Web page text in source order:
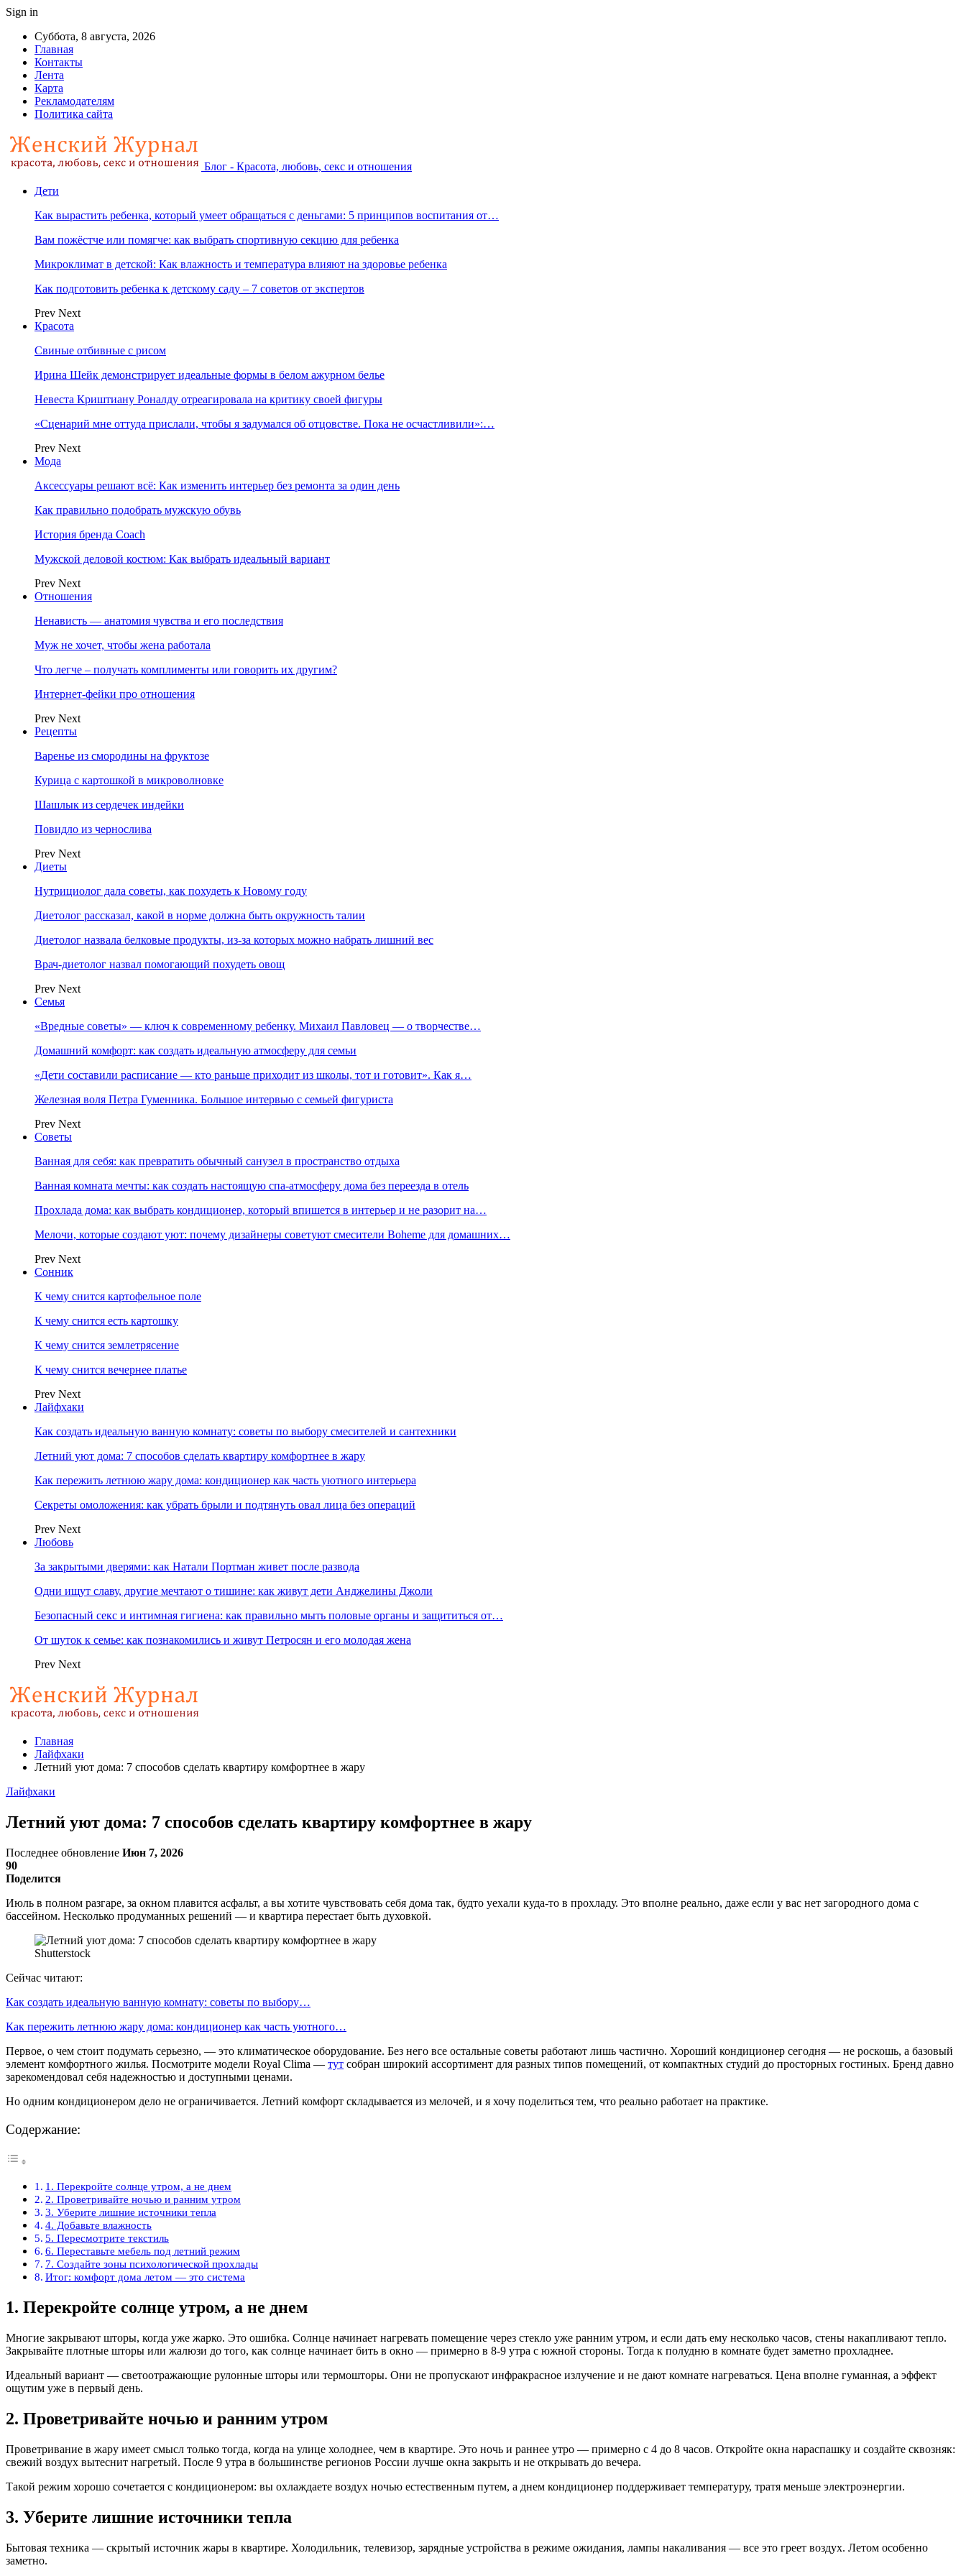
Sign in
Суббота, 8 августа, 2026
Главная
Контакты
Лента
Карта
Рекламодателям
Политика сайта
Блог - Красота, любовь, секс и отношения
Дети
Как вырастить ребенка, который умеет обращаться с деньгами: 5 принципов воспитания от…
Вам пожёстче или помягче: как выбрать спортивную секцию для ребенка
Микроклимат в детской: Как влажность и температура влияют на здоровье ребенка
Как подготовить ребенка к детскому саду – 7 советов от экспертов
Prev Next
Красота
Свиные отбивные с рисом
Ирина Шейк демонстрирует идеальные формы в белом ажурном белье
Невеста Криштиану Роналду отреагировала на критику своей фигуры
«Сценарий мне оттуда прислали, чтобы я задумался об отцовстве. Пока не осчастливили»:…
Prev Next
Мода
Аксессуары решают всё: Как изменить интерьер без ремонта за один день
Как правильно подобрать мужскую обувь
История бренда Coach
Мужской деловой костюм: Как выбрать идеальный вариант
Prev Next
Отношения
Ненависть — анатомия чувства и его последствия
Муж не хочет, чтобы жена работала
Что легче – получать комплименты или говорить их другим?
Интернет-фейки про отношения
Prev Next
Рецепты
Варенье из смородины на фруктозе
Курица с картошкой в микроволновке
Шашлык из сердечек индейки
Повидло из чернослива
Prev Next
Диеты
Нутрициолог дала советы, как похудеть к Новому году
Диетолог рассказал, какой в норме должна быть окружность талии
Диетолог назвала белковые продукты, из-за которых можно набрать лишний вес
Врач-диетолог назвал помогающий похудеть овощ
Prev Next
Семья
«Вредные советы» — ключ к современному ребенку. Михаил Павловец — о творчестве…
Домашний комфорт: как создать идеальную атмосферу для семьи
«Дети составили расписание — кто раньше приходит из школы, тот и готовит». Как я…
Железная воля Петра Гуменника. Большое интервью с семьей фигуриста
Prev Next
Советы
Ванная для себя: как превратить обычный санузел в пространство отдыха
Ванная комната мечты: как создать настоящую спа-атмосферу дома без переезда в отель
Прохлада дома: как выбрать кондиционер, который впишется в интерьер и не разорит на…
Мелочи, которые создают уют: почему дизайнеры советуют смесители Boheme для домашних…
Prev Next
Сонник
К чему снится картофельное поле
К чему снится есть картошку
К чему снится землетрясение
К чему снится вечернее платье
Prev Next
Лайфхаки
Как создать идеальную ванную комнату: советы по выбору смесителей и сантехники
Летний уют дома: 7 способов сделать квартиру комфортнее в жару
Как пережить летнюю жару дома: кондиционер как часть уютного интерьера
Секреты омоложения: как убрать брыли и подтянуть овал лица без операций
Prev Next
Любовь
За закрытыми дверями: как Натали Портман живет после развода
Одни ищут славу, другие мечтают о тишине: как живут дети Анджелины Джоли
Безопасный секс и интимная гигиена: как правильно мыть половые органы и защититься от…
От шуток к семье: как познакомились и живут Петросян и его молодая жена
Prev Next
Главная
Лайфхаки
Летний уют дома: 7 способов сделать квартиру комфортнее в жару
Лайфхаки
Летний уют дома: 7 способов сделать квартиру комфортнее в жару
Последнее обновление Июн 7, 2026
90
Поделится
Июль в полном разгаре, за окном плавится асфальт, а вы хотите чувствовать себя дома так, будто уехали куда-то в прохладу. Это вполне реально, даже если у вас нет загородного дома с
бассейном. Несколько продуманных решений — и квартира перестает быть духовкой.
Shutterstock
Сейчас читают:
Как создать идеальную ванную комнату: советы по выбору…
Как пережить летнюю жару дома: кондиционер как часть уютного…
Первое, о чем стоит подумать серьезно, — это климатическое оборудование. Без него все остальные советы работают лишь частично. Хороший кондиционер сегодня — не роскошь, а базовый
элемент комфортного жилья. Посмотрите модели Royal Clima — тут собран широкий ассортимент для разных типов помещений, от компактных студий до просторных гостиных. Бренд давно
зарекомендовал себя надежностью и доступными ценами.
Но одним кондиционером дело не ограничивается. Летний комфорт складывается из мелочей, и я хочу поделиться тем, что реально работает на практике.
Содержание:
1. Перекройте солнце утром, а не днем
2. Проветривайте ночью и ранним утром
3. Уберите лишние источники тепла
4. Добавьте влажность
5. Пересмотрите текстиль
6. Переставьте мебель под летний режим
7. Создайте зоны психологической прохлады
Итог: комфорт дома летом — это система
1. Перекройте солнце утром, а не днем
Многие закрывают шторы, когда уже жарко. Это ошибка. Солнце начинает нагревать помещение через стекло уже ранним утром, и если дать ему несколько часов, стены накапливают тепло.
Закрывайте плотные шторы или жалюзи до того, как солнце начинает бить в окно — примерно в 8-9 утра с южной стороны. Тогда к полудню в комнате будет заметно прохладнее.
Идеальный вариант — светоотражающие рулонные шторы или термошторы. Они не пропускают инфракрасное излучение и не дают комнате нагреваться. Цена вполне гуманная, а эффект
ощутим уже в первый день.
2. Проветривайте ночью и ранним утром
Проветривание в жару имеет смысл только тогда, когда на улице холоднее, чем в квартире. Это ночь и раннее утро — примерно с 4 до 8 часов. Откройте окна нараспашку и создайте сквозняк:
свежий воздух вытеснит нагретый. После 9 утра в большинстве регионов России лучше окна закрыть и не открывать до вечера.
Такой режим хорошо сочетается с кондиционером: вы охлаждаете воздух ночью естественным путем, а днем кондиционер поддерживает температуру, тратя меньше электроэнергии.
3. Уберите лишние источники тепла
Бытовая техника — скрытый источник жары в квартире. Холодильник, телевизор, зарядные устройства в режиме ожидания, лампы накаливания — все это греет воздух. Летом особенно
заметно.